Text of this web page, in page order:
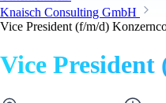
Knaisch Consulting GmbH
Vice President (f/m/d)
Vice